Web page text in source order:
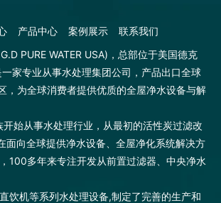
产品中心 案例展示
联系我们
PURE WATER USA)，总部位于美国德克
家专业从事水处理集团公司，产品出口全球
，为全球消费者提供优质的全屋净水设备与解
始从事水处理行业，从最初的活性炭过滤改
面向全球提供净水设备、全屋净化系统解决方
100多年来专注开发从前置过滤器、中央净水
饮机等系列水处理设备,制定了完善的生产和